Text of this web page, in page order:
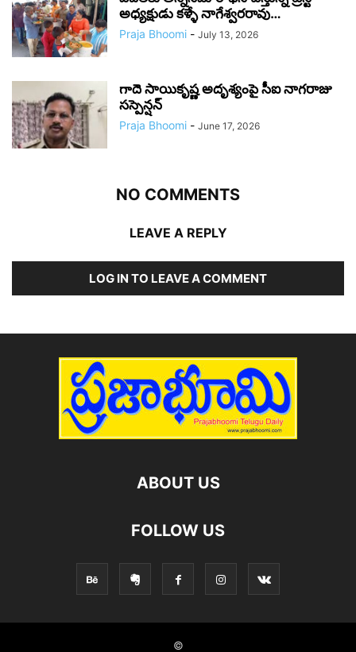
అధ్యక్షుడు కళ్ళే నాగేశ్వరరావు…
Praja Bhoomi - July 13, 2026
గాదె సాయికృష్ణ అదృశ్యంపై సీఐ నాగరాజు
సస్పెన్షన్
Praja Bhoomi - June 17, 2026
NO COMMENTS
LEAVE A REPLY
LOG IN TO LEAVE A COMMENT
ABOUT US
FOLLOW US
©